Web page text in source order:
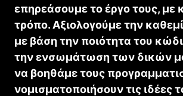
επηρεάσουμε το έργο τους, με
τρόπο. Αξιολογούμε την
με βάση την ποιότητα του
την ενσωμάτωση των δικών
να βοηθάμε τους
νομισματοποιήσουν τις ιδέες